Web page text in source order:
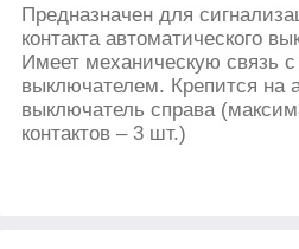
Предназначен для
контакта автоматического
Имеет механическую связь
выключателем. Крепится на
выключатель справа
контактов – 3 шт.)